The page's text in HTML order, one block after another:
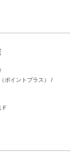
ポイントプラス）